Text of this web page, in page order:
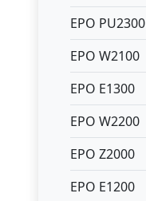
EPO PU2300
EPO W2100
EPO E1300
EPO W2200
EPO Z2000
EPO E1200